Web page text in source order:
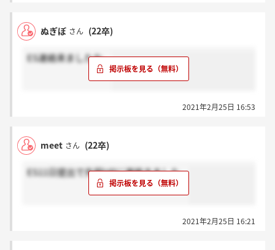
ぬぎぼ さん (22卒)
ES連絡来ましたな。
2021年2月25日 16:53
meet さん (22卒)
ES11日提出で先程HPに連絡きました。
2021年2月25日 16:21